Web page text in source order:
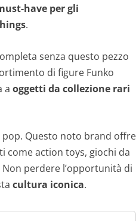
have per gli
.
senza questo pezzo
di figure Funko
a oggetti da collezione rari
Questo noto brand offre
come action toys, giochi da
perdere l’opportunità di
cultura iconica.